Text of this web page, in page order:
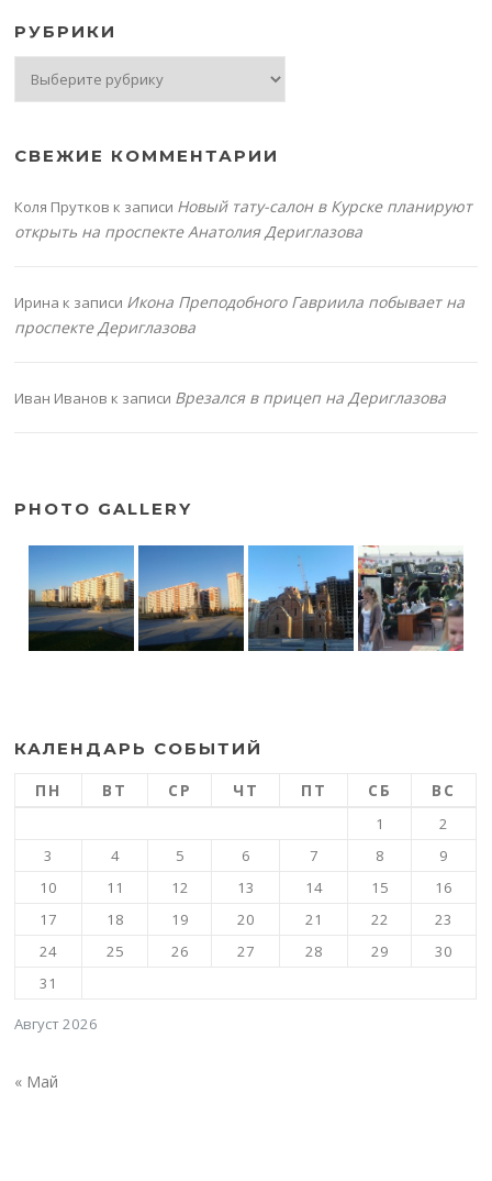
РУБРИКИ
СВЕЖИЕ КОММЕНТАРИИ
Коля Прутков к записи Новый тату-салон в Курске планируют
открыть на проспекте Анатолия Дериглазова
Ирина к записи Икона Преподобного Гавриила побывает на
проспекте Дериглазова
Иван Иванов к записи Врезался в прицеп на Дериглазова
PHOTO GALLERY
КАЛЕНДАРЬ СОБЫТИЙ
Август 2026
ПН ВТ СР ЧТ ПТ СБ ВС
1
2
3
4 5 6 7 8
9
10
11 12 13 14 15
16
17
18 19 20 21 22
23
24
25 26 27 28 29
30
31
« Май